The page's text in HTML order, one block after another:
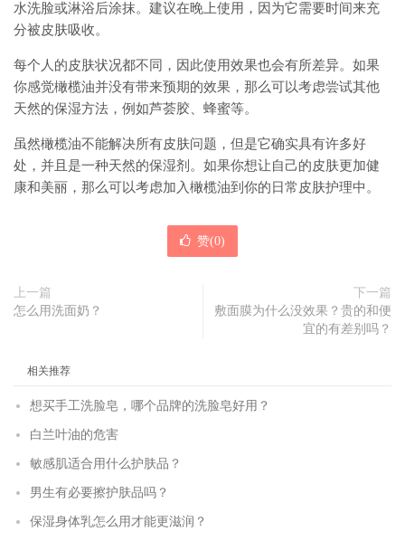
水洗脸或淋浴后涂抹。建议在晚上使用，因为它需要时间来充
分被皮肤吸收。
每个人的皮肤状况都不同，因此使用效果也会有所差异。如果
你感觉橄榄油并没有带来预期的效果，那么可以考虑尝试其他
天然的保湿方法，例如芦荟胶、蜂蜜等。
虽然橄榄油不能解决所有皮肤问题，但是它确实具有许多好
处，并且是一种天然的保湿剂。如果你想让自己的皮肤更加健
康和美丽，那么可以考虑加入橄榄油到你的日常皮肤护理中。
赞(0)
上一篇
怎么用洗面奶？
下一篇
敷面膜为什么没效果？贵的和便
宜的有差别吗？
相关推荐
想买手工洗脸皂，哪个品牌的洗脸皂好用？
白兰叶油的危害
敏感肌适合用什么护肤品？
男生有必要擦护肤品吗？
保湿身体乳怎么用才能更滋润？